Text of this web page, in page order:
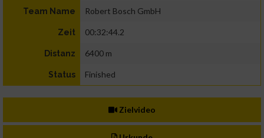
Team Name Robert Bosch GmbH
Zeit 00:32:44.2
Distanz 6400 m
Status Finished
Zielvideo